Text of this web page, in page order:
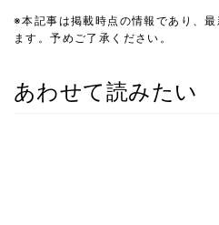
※本記事は掲載時点の情報であり、
ます。予めご了承ください。
あわせて読みたい